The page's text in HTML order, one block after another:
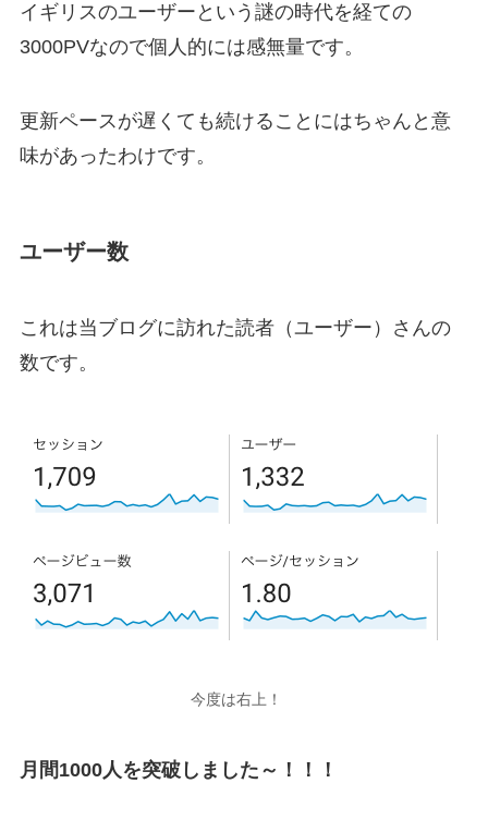
イギリスのユーザーという謎の時代を経ての
3000PVなので個人的には感無量です。
更新ペースが遅くても続けることにはちゃんと意
味があったわけです。
ユーザー数
これは当ブログに訪れた読者（ユーザー）さんの
数です。
今度は右上！
月間1000人を突破しました～！！！